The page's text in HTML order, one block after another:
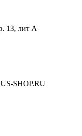
13, лит А
SHOP.RU